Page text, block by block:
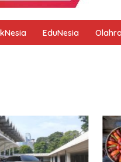
EduNesia